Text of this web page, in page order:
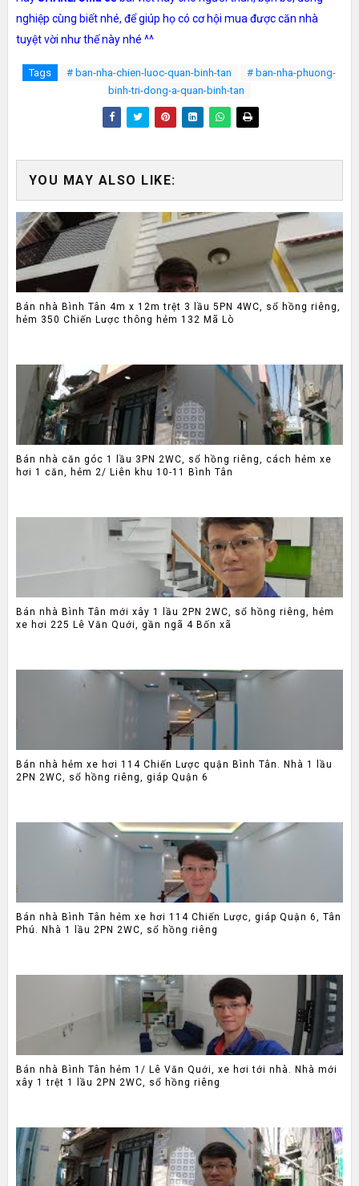
nghiệp cùng biết nhé, để giúp họ có cơ hội mua được căn nhà
tuyệt vời như thế này nhé ^^
Tags # ban-nha-chien-luoc-quan-binh-tan
# ban-nha-phuong-
binh-tri-dong-a-quan-binh-tan
YOU MAY ALSO LIKE:
Bán nhà Bình Tân 4m x 12m trệt 3 lầu 5PN 4WC, sổ hồng riêng,
hẻm 350 Chiến Lược thông hẻm 132 Mã Lò
Bán nhà căn góc 1 lầu 3PN 2WC, sổ hồng riêng, cách hẻm xe
hơi 1 căn, hẻm 2/ Liên khu 10-11 Bình Tân
Bán nhà Bình Tân mới xây 1 lầu 2PN 2WC, sổ hồng riêng, hẻm
xe hơi 225 Lê Văn Quới, gần ngã 4 Bốn xã
Bán nhà hẻm xe hơi 114 Chiến Lược quận Bình Tân. Nhà 1 lầu
2PN 2WC, sổ hồng riêng, giáp Quận 6
Bán nhà Bình Tân hẻm xe hơi 114 Chiến Lược, giáp Quận 6, Tân
Phú. Nhà 1 lầu 2PN 2WC, sổ hồng riêng
Bán nhà Bình Tân hẻm 1/ Lê Văn Quới, xe hơi tới nhà. Nhà mới
xây 1 trệt 1 lầu 2PN 2WC, sổ hồng riêng